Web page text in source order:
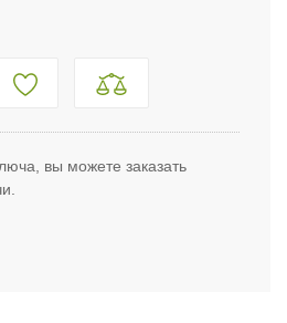
вы можете заказать